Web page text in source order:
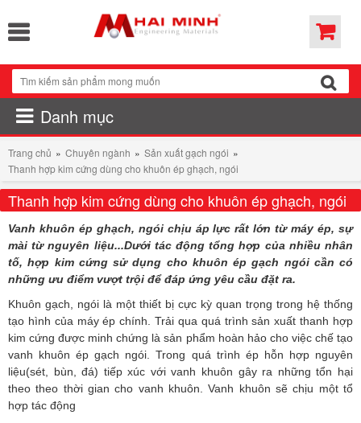
Danh mục
Trang chủ » Chuyên ngành » Sản xuất gạch ngói »
Thanh hợp kim cứng dùng cho khuôn ép ghạch, ngói
Thanh hợp kim cứng dùng cho khuôn ép ghạch, ngói
Vanh khuôn ép ghạch, ngói chịu áp lực rất lớn từ máy ép, sự
mài từ nguyên liệu...Dưới tác động tổng hợp của nhiều nhân
tố, hợp kim cứng sử dụng cho khuôn ép gạch ngói cần có
những ưu điểm vượt trội để đáp ứng yêu cầu đặt ra.
Khuôn gạch, ngói là một thiết bị cực kỳ quan trọng trong hệ thống
tạo hình của máy ép chính. Trải qua quá trình sản xuất thanh hợp
kim cứng được minh chứng là sản phẩm hoàn hảo cho việc chế tạo
vanh khuôn ép gạch ngói. Trong quá trình ép hỗn hợp nguyên
liệu(sét, bùn, đá) tiếp xúc với vanh khuôn gây ra những tổn hại
theo theo thời gian cho vanh khuôn. Vanh khuôn sẽ chịu một tổ
hợp tác động